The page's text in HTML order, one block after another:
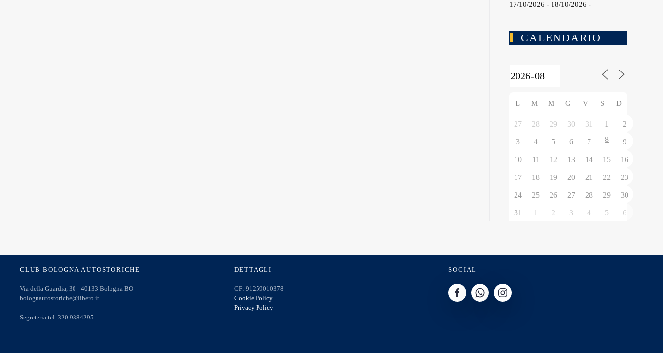
17/10/2026 - 18/10/2026 -
CALENDARIO
L M M G V S D
27 28 29 30 31 1 2
3 4 5 6 7 8 9
10 11 12 13 14 15 16
17 18 19 20 21 22 23
24 25 26 27 28 29 30
31 1 2 3 4 5 6
CLUB BOLOGNA AUTOSTORICHE
Via della Guardia, 30 - 40133 Bologna BO
bolognautostoriche@libero.it
Segreteria tel. 320 9384295
DETTAGLI
CF: 91259010378
Cookie Policy
Privacy Policy
SOCIAL